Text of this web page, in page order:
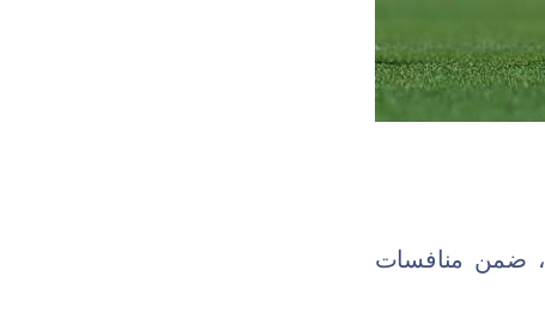
حقق المنتخب الوطني فوزًا على نظيره الطاجيكي، بنتيجة 5-0، ضمن منافسات